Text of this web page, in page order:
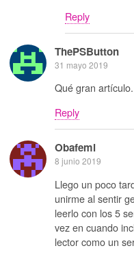
Reply
ThePSButton
31 mayo 2019
Qué gran artículo.
Reply
Obafemi
8 junio 2019
Llego un poco
unirme al sentir
leerlo con los 5
vez en cuando
lector como un